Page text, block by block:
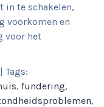
in te schakelen,
voorkomen en
voor het
| Tags:
,fundering,
,